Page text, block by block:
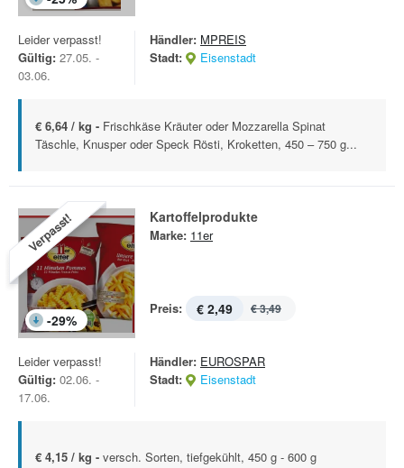
Leider verpasst!
Gültig: 27.05. -
03.06.
Händler: MPREIS
Stadt:
Eisenstadt
€ 6,64 / kg - Frischkäse Kräuter oder Mozzarella Spinat
Täschle, Knusper oder Speck Rösti, Kroketten, 450 – 750 g...
Verpasst!
-29%
Kartoffelprodukte
Marke: 11er
Preis: € 2,49 € 3,49
Leider verpasst!
Gültig: 02.06. -
17.06.
Händler: EUROSPAR
Stadt:
Eisenstadt
€ 4,15 / kg - versch. Sorten, tiefgekühlt, 450 g - 600 g